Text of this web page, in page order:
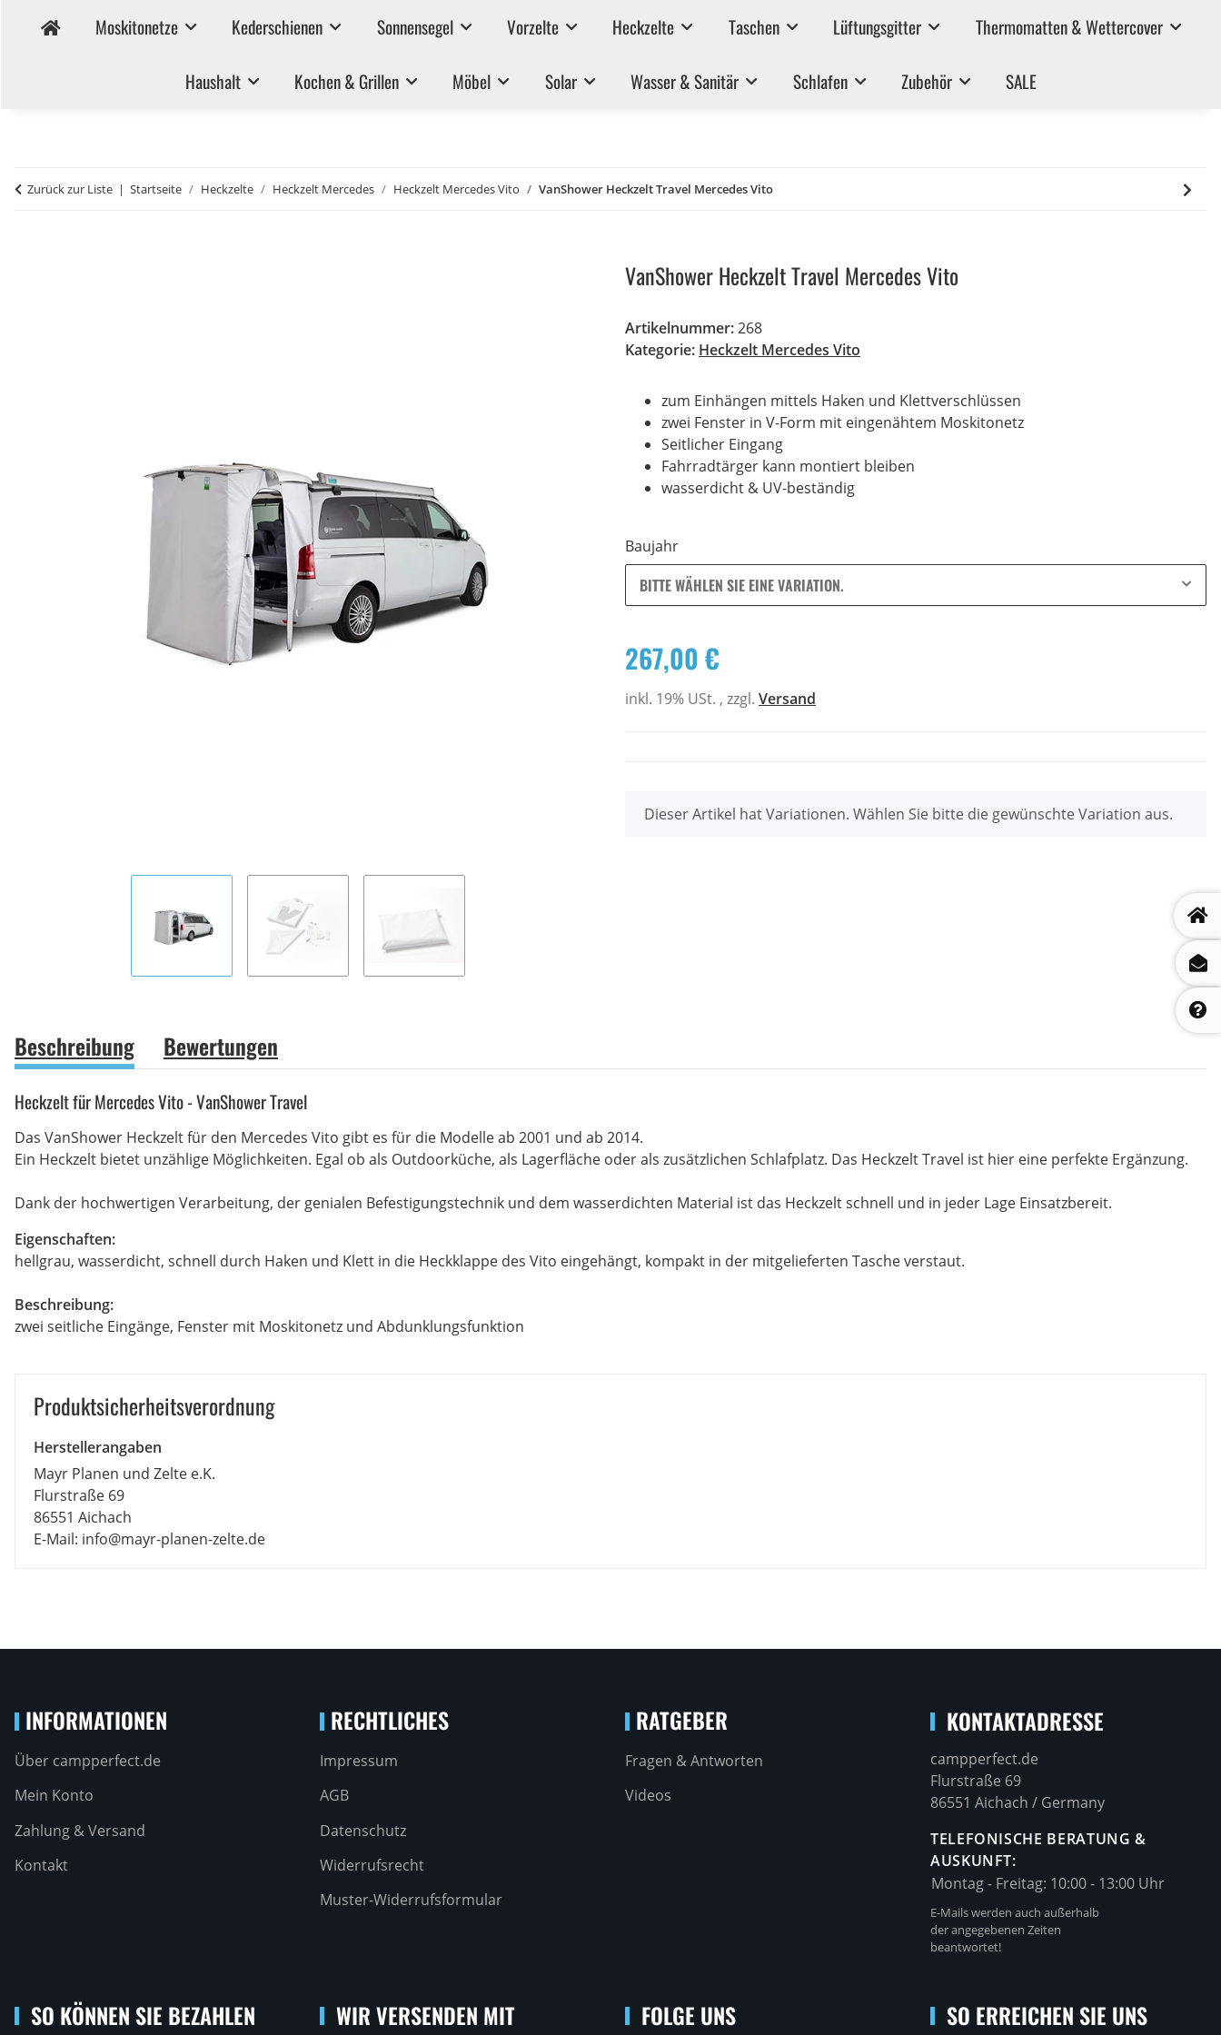
Moskitonetze Kederschienen Sonnensegel Vorzelte Heckzelte Taschen Lüftungsgitter Thermomatten & Wettercover
Haushalt Kochen & Grillen Möbel Solar Wasser & Sanitär Schlafen Zubehör SALE
Zurück zur Liste Startseite Heckzelte Heckzelt Mercedes Heckzelt Mercedes Vito VanShower Heckzelt Travel Mercedes Vito
VanShower Heckzelt Travel Mercedes Vito
Artikelnummer:268
Kategorie: Heckzelt Mercedes Vito
zum Einhängen mittels Haken und Klettverschlüssen
zwei Fenster in V-Form mit eingenähtem Moskitonetz
Seitlicher Eingang
Fahrradtärger kann montiert bleiben
wasserdicht & UV-beständig
Baujahr
BITTE WÄHLEN SIE EINE VARIATION.
267,00 €
inkl. 19% USt. , zzgl. Versand
x
Dieser Artikel hat Variationen. Wählen Sie bitte die gewünschte Variation aus.
Beschreibung Bewertungen
Heckzelt für Mercedes Vito - VanShower Travel
Das VanShower Heckzelt für den Mercedes Vito gibt es für die Modelle ab 2001 und ab 2014.
Ein Heckzelt bietet unzählige Möglichkeiten. Egal ob als Outdoorküche, als Lagerfläche oder als zusätzlichen Schlafplatz. Das Heckzelt Travel ist hier eine perfekte Ergänzung.
Dank der hochwertigen Verarbeitung, der genialen Befestigungstechnik und dem wasserdichten Material ist das Heckzelt schnell und in jeder Lage Einsatzbereit.
Eigenschaften:
hellgrau, wasserdicht, schnell durch Haken und Klett in die Heckklappe des Vito eingehängt, kompakt in der mitgelieferten Tasche verstaut.
Beschreibung:
zwei seitliche Eingänge, Fenster mit Moskitonetz und Abdunklungsfunktion
Produkt­sicher­heits­ver­ord­nung
Herstellerangaben
Mayr Planen und Zelte e.K.
Flurstraße 69
86551 Aichach
E-Mail: info@mayr-planen-zelte.de
INFORMATIONEN
Über campperfect.de
Mein Konto
Zahlung & Versand
Kontakt
RECHTLICHES
Impressum
AGB
Datenschutz
Widerrufsrecht
Muster-Widerrufsformular
RATGEBER
Fragen & Antworten
Videos
KONTAKTADRESSE
campperfect.de
Flurstraße 69
86551 Aichach / Germany
TELEFONISCHE BERATUNG &
AUSKUNFT:
Montag - Freitag: 10:00 - 13:00 Uhr
E-Mails werden auch außerhalb
der angegebenen Zeiten
beantwortet!
SO KÖNNEN SIE BEZAHLEN WIR VERSENDEN MIT FOLGE UNS SO ERREICHEN SIE UNS